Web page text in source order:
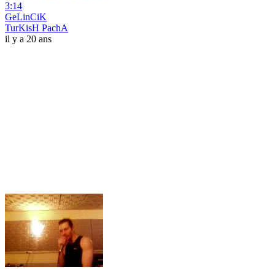
3:14
GeLinCiK
TurKisH PachA
il y a 20 ans